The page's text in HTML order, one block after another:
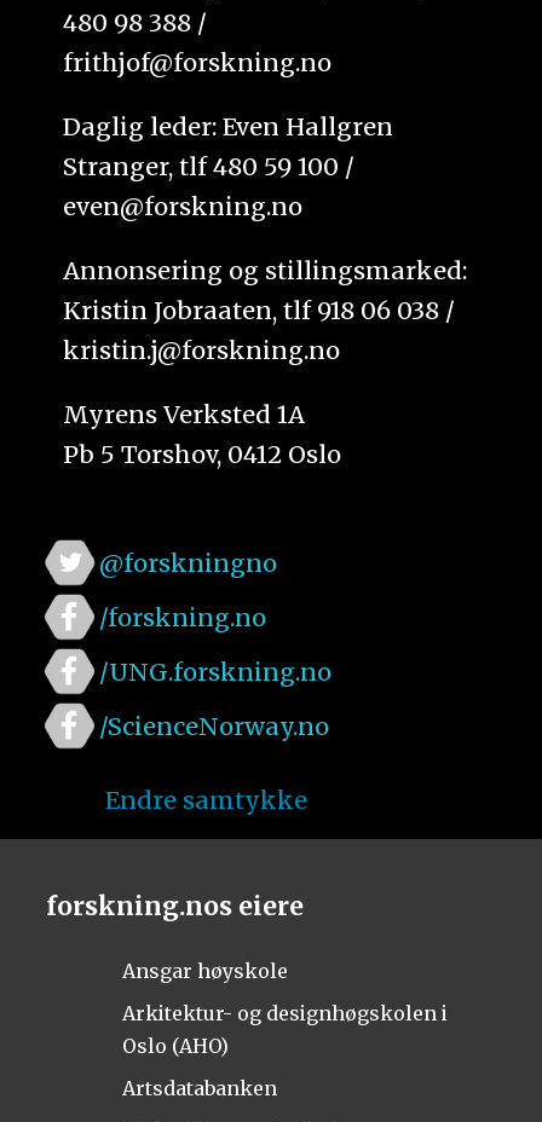
480 98 388 /
frithjof@forskning.no
Daglig leder: Even Hallgren
Stranger, tlf 480 59 100 /
even@forskning.no
Annonsering og stillingsmarked:
Kristin Jobraaten, tlf 918 06 038 /
kristin.j@forskning.no
Myrens Verksted 1A
Pb 5 Torshov, 0412 Oslo
@forskningno
/forskning.no
/UNG.forskning.no
/ScienceNorway.no
Endre samtykke
forskning.nos eiere
Ansgar høyskole
Arkitektur- og designhøgskolen i
Oslo (AHO)
Artsdatabanken